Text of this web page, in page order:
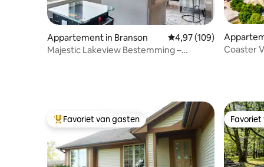
Appartement in Branson Gemiddelde
4,97 (109)
Majestic Lakeview Bestemming –
Coaster
Topfavoriet van gasten
Favoriet van gasten